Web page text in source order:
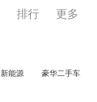
排行 更多
新能源 豪华二手车